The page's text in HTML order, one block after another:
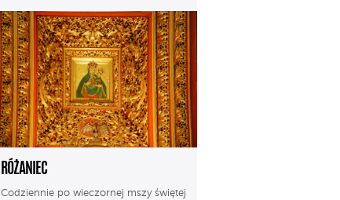
RÓŻANIEC
Codziennie po wieczornej mszy świętej